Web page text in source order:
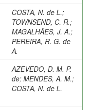
COSTA, N. de L.;
TOWNSEND, C. R.;
MAGALHÃES, J. A.;
PEREIRA, R. G. de
A.
AZEVEDO, D. M. P.
de; MENDES, A. M.;
COSTA, N. de L.